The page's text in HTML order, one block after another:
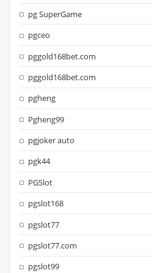
pg SuperGame
pgceo
pggold168bet.com
pggold168bet.com
pgheng
Pgheng99
pgjoker auto
pgk44
PGSlot
pgslot168
pgslot77
pgslot77.com
pgslot99